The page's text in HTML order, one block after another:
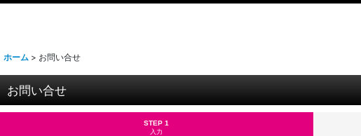
ホーム > お問い合せ
お問い合せ
STEP 1
入力